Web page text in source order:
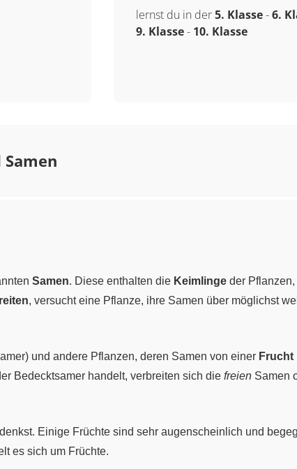
lernst du in der5. Klasse-6.
9. Klasse- 10. Klasse
Samen. Diese enthalten die Keimlinge der
, versucht eine Pflanze, ihre Samen über möglichst
und andere Pflanzen, deren Samen von einer Frucht
Bedecktsamer handelt, verbreiten sich die freien Samen
Einige Früchte sind sehr augenscheinlich und
es sich um Früchte.